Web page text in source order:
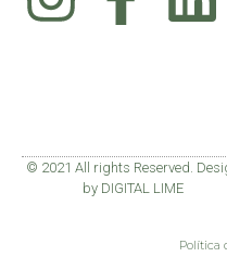
© 2021 All rights Reserved.
by DIGITAL LIME
Política